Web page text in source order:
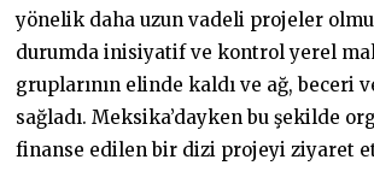
yönelik daha uzun vadeli projeler
durumda inisiyatif ve kontrol yerel
gruplarının elinde kaldı ve ağ, beceri
sağladı. Meksika’dayken bu şekilde
finanse edilen bir dizi projeyi ziyaret